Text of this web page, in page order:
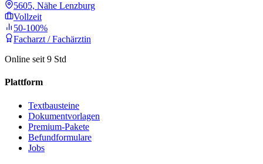
5605, Nähe Lenzburg
Vollzeit
50-100%
Facharzt / Fachärztin
Online seit 9 Std
Plattform
Textbausteine
Dokumentvorlagen
Premium-Pakete
Befundformulare
Jobs